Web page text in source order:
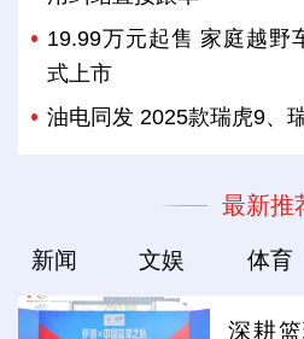
19.99万元起售 家庭越野
式上市
油电同发 2025款瑞虎9、
最新推
新闻 文娱 体育
深耕